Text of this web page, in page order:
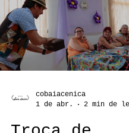
contação Meu sabiá